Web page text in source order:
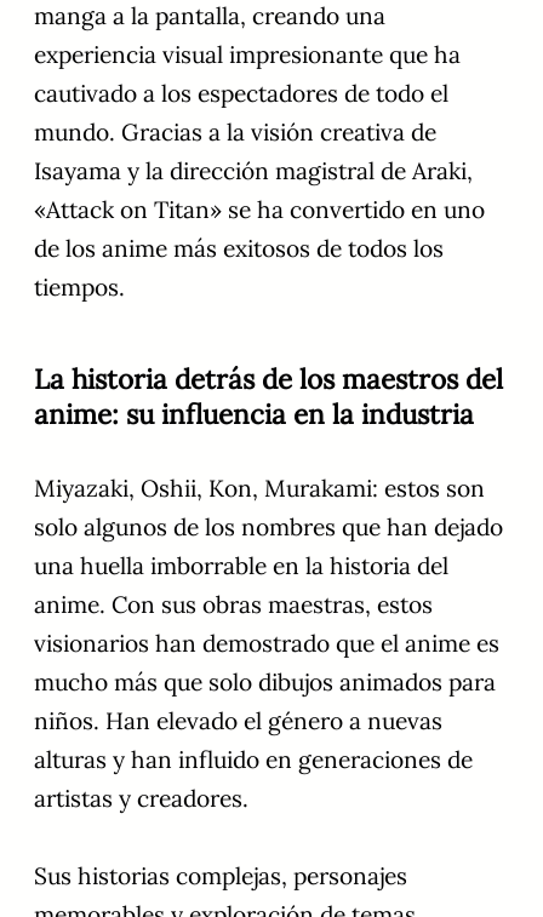
manga a la pantalla, creando una
experiencia visual impresionante que ha
cautivado a los espectadores de todo el
mundo. Gracias a la visión creativa de
Isayama y la dirección magistral de Araki,
«Attack on Titan» se ha convertido en uno
de los anime más exitosos de todos los
tiempos.
La historia detrás de los maestros del
anime: su influencia en la industria
Miyazaki, Oshii, Kon, Murakami: estos son
solo algunos de los nombres que han dejado
una huella imborrable en la historia del
anime. Con sus obras maestras, estos
visionarios han demostrado que el anime es
mucho más que solo dibujos animados para
niños. Han elevado el género a nuevas
alturas y han influido en generaciones de
artistas y creadores.
Sus historias complejas, personajes